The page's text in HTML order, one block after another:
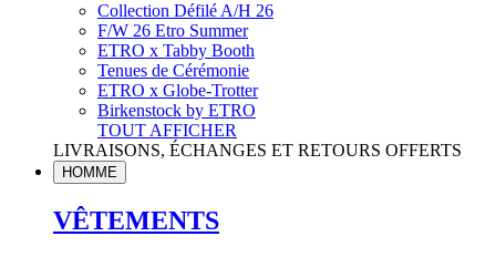
Collection Défilé A/H 26
F/W 26 Etro Summer
ETRO x Tabby Booth
Tenues de Cérémonie
ETRO x Globe-Trotter
Birkenstock by ETRO
TOUT AFFICHER
LIVRAISONS, ÉCHANGES ET RETOURS OFFERTS
HOMME
VÊTEMENTS